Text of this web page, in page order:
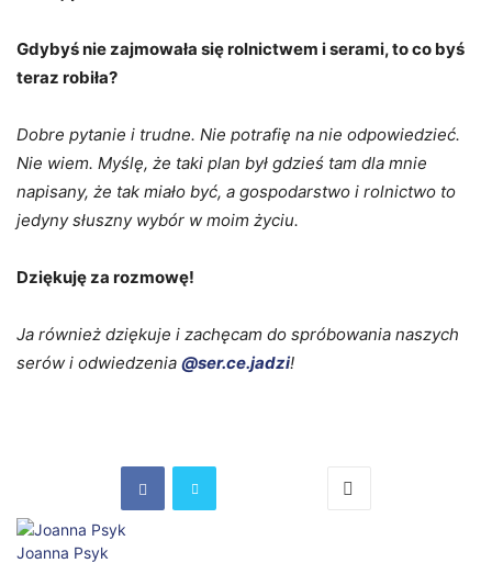
Gdybyś nie zajmowała się rolnictwem i serami, to co byś
teraz robiła?
Dobre pytanie i trudne. Nie potrafię na nie odpowiedzieć.
Nie wiem. Myślę, że taki plan był gdzieś tam dla mnie
napisany, że tak miało być, a gospodarstwo i rolnictwo to
jedyny słuszny wybór w moim życiu.
Dziękuję za rozmowę!
Ja również dziękuje i zachęcam do spróbowania naszych
serów i odwiedzenia @ser.ce.jadzi!
Joanna Psyk